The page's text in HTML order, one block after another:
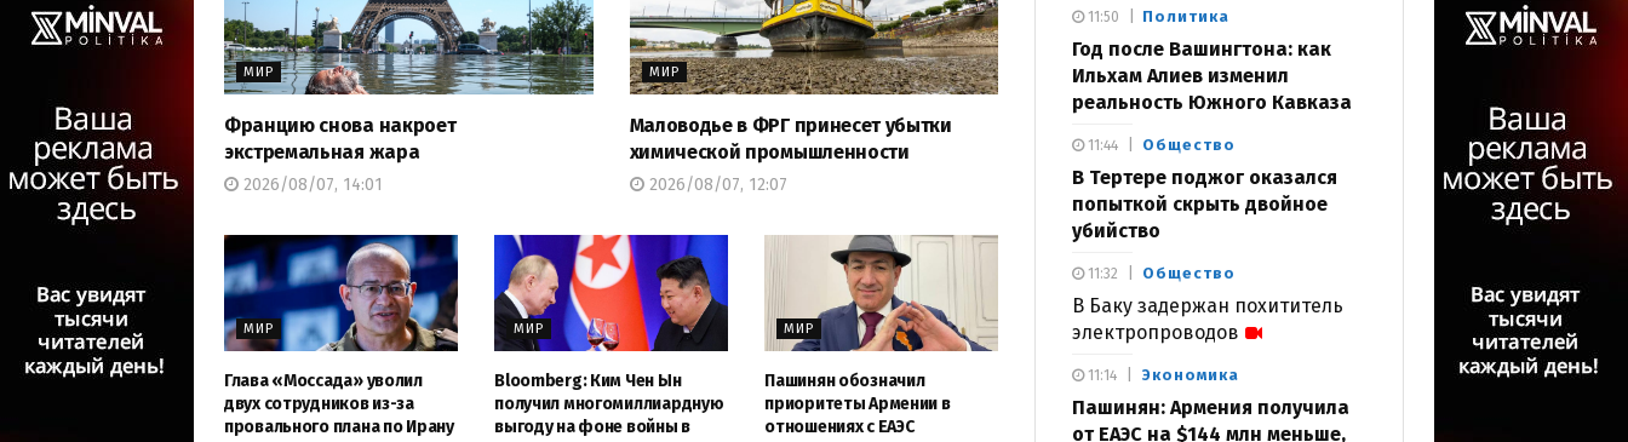
МИР
Францию снова накроет
экстремальная жара
2026/08/07, 14:01
МИР
Маловодье в ФРГ принесет убытки
химической промышленности
2026/08/07, 12:07
МИР
Глава «Моссада» уволил
двух сотрудников из-за
провального плана по Ирану
МИР
Bloomberg: Ким Чен Ын
получил многомиллиардную
выгоду на фоне войны в
МИР
Пашинян обозначил
приоритеты Армении в
отношениях с ЕАЭС
Политика
Год после Вашингтона: как
Ильхам Алиев изменил
реальность Южного Кавказа
11:50
Общество
В Тертере поджог оказался
попыткой скрыть двойное
убийство
11:44
Общество
В Баку задержан похититель
электропроводов
11:32
Экономика
Пашинян: Армения получила
от ЕАЭС на $144 млн меньше,
11:14